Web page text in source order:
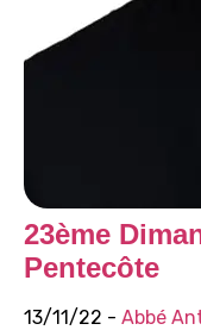
23ème
Pentecôte
13/11/22 - Abbé